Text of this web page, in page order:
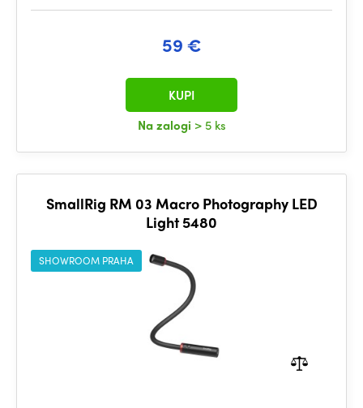
59 €
Na zalogi > 5 ks
KUPI
SmallRig RM 03 Macro Photography LED
Light 5480
SHOWROOM PRAHA